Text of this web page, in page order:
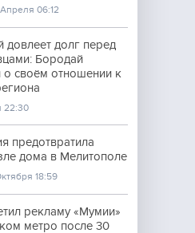
06:12
довлеет долг перед
Бородай
о своём отношении к
22:30
предотвратила
дома в Мелитополе
18:59
рекламу «Мумии»
метро после 30